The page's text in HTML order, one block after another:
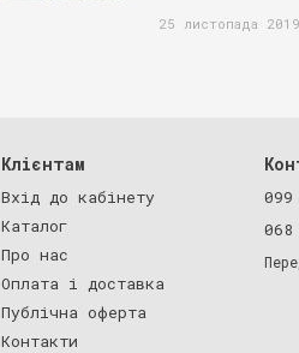
25 листопада 2019
Клієнтам
Вхід до кабінету
Каталог
Про нас
Оплата і доставка
Публічна оферта
Контакти